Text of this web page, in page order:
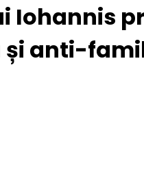
Iohannis
anti-